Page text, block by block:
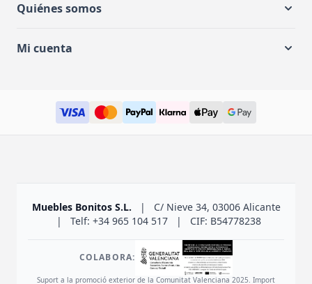
Quiénes somos
Mi cuenta
Muebles Bonitos S.L. |
C/ Nieve 34, 03006 Alicante
|
Telf: +34 965 104 517 | CIF: B54778238
COLABORA:
Suport a la promoció exterior de la Comunitat Valenciana 2025. Import